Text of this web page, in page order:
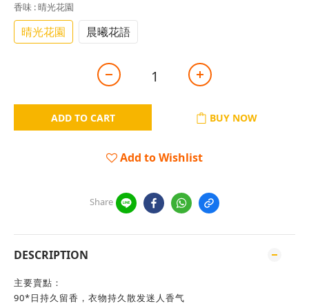
香味 : 晴光花園
晴光花園 晨曦花語
ADD TO CART BUY NOW
Add to Wishlist
Share
DESCRIPTION
主要賣點：
90*日持久留香，衣物持久散发迷人香气